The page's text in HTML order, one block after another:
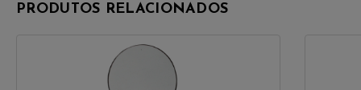
PRODUTOS RELACIONADOS